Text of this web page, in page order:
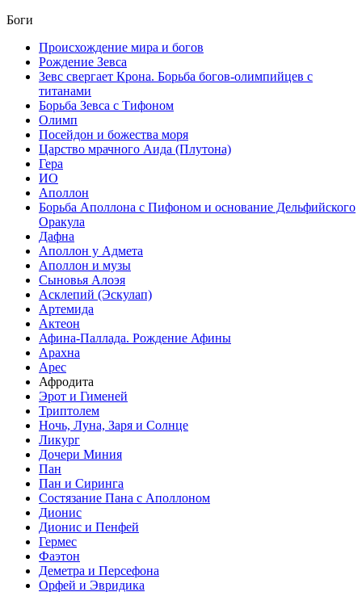
Боги
Происхождение мира и богов
Рождение Зевса
Зевс свергает Крона. Борьба богов-олимпийцев с
титанами
Борьба Зевса с Тифоном
Олимп
Посейдон и божества моря
Царство мрачного Аида (Плутона)
Гера
ИО
Аполлон
Борьба Аполлона с Пифоном и основание Дельфийского
Оракула
Дафна
Аполлон у Адмета
Аполлон и музы
Сыновья Алоэя
Асклепий (Эскулап)
Артемида
Актеон
Афина-Паллада. Рождение Афины
Арахна
Арес
Афродита
Эрот и Гименей
Триптолем
Ночь, Луна, Заря и Солнце
Ликург
Дочери Миния
Пан
Пан и Сиринга
Состязание Пана с Аполлоном
Дионис
Дионис и Пенфей
Гермес
Фаэтон
Деметра и Персефона
Орфей и Эвридика